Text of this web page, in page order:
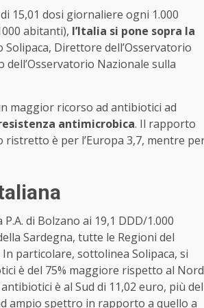
15,01 dosi giornaliere ogni 1.000
abitanti), l’Italia si pone sopra la
Direttore dell’Osservatorio
dell’Osservatorio Nazionale sulla
maggior ricorso ad antibiotici ad
antimicrobica. Il rapporto
è per l’Europa 3,7, mentre
di Bolzano ai 19,1 DDD/1.000
Sardegna, tutte le Regioni del
particolare, sottolinea Solipaca, si
è del 75% maggiore rispetto al Nord
è al Sud di 11,02 euro, più del
ampio spettro in rapporto a quello a